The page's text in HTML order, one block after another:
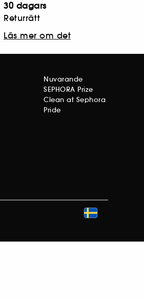
30 dagars
Returrätt
Läs mer om det
Nuvarande
SEPHORA Prize
Clean at Sephora
Pride